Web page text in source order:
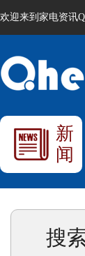
欢迎来到家电资讯
新
闻
搜